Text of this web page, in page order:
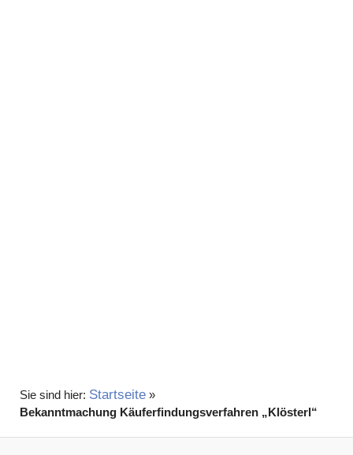
Startseite»
Bekanntmachung Käuferfindungsverfahren „Klösterl“